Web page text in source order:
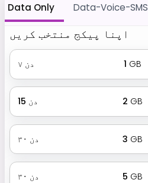
Data Only Data-Voice-SMS
اپنا پیکج منتخب کریں
۷ دن 1 GB
15 دن 2 GB
۳۰ دن 3 GB
۳۰ دن 5 GB